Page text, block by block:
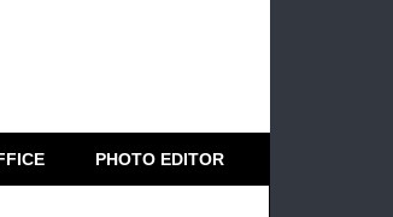
PHOTO EDITOR